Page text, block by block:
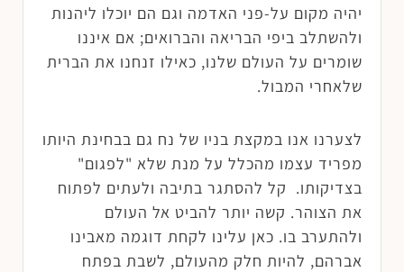
יהיה מקום על-פני האדמה וגם הם יוכלו ליהנות
ולהשתלב ביפי הבריאה והברואים; אם איננו
שומרים על העולם שלנו, כאילו זנחנו את הברית
שלאחרי המבול.
לצערנו אנו במקצת בניו של נח גם בבחינת היותו
מפריד עצמו מהכלל על מנת שלא "לפגום"
בצדיקותו. קל להסתגר בתיבה ולעתים לפתוח
את הצוהר. קשה יותר להביט אל העולם
ולהתערב בו. כאן עלינו לקחת דוגמה מאבינו
אברהם, להיות חלק מהעולם, לשבת בפתח